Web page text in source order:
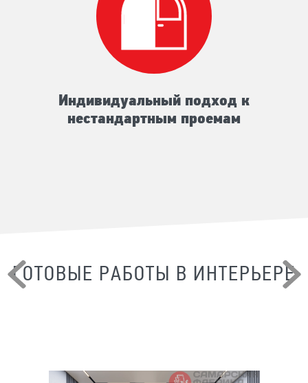
Индивидуальный подход к
нестандартным проемам
ГОТОВЫЕ РАБОТЫ В ИНТЕРЬЕРЕ